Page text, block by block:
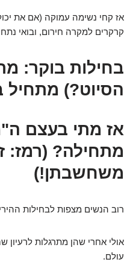
אז קחי נשימה עמוקה (אם את
קרקרים למקרה חירום, ובואי
בחילות בוקר:
הסיוט?)
אז מתי בעצם
מתחילה? (רמז:
משחשבתן!)
רוב הנשים מצפות לבחילות
אולי אחרי שהן מתרגלות לרעיון
עולם.